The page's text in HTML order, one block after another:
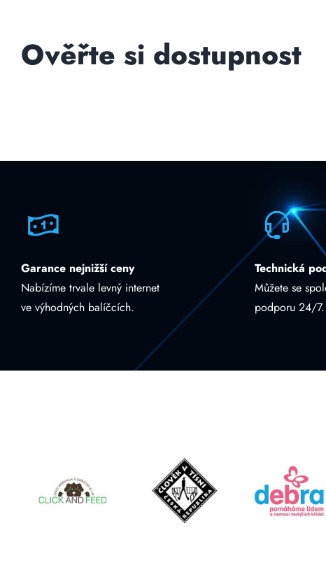
Ověřte si dostupnost
Garance nejnižší ceny
Nabízíme trvale levný internet
ve výhodných balíčcích.
Technická
Můžete se
podporu 24/7.